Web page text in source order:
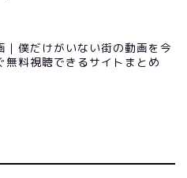
｜僕だけがいない街の動画を今
無料視聴できるサイトまとめ